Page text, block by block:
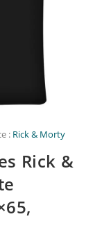
: Rick & Morty
Rick &